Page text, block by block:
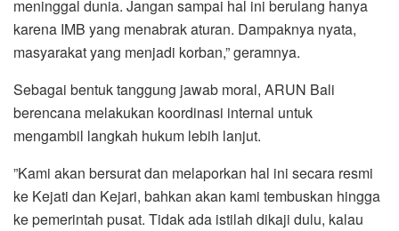
meninggal dunia. Jangan sampai hal ini berulang hanya
karena IMB yang menabrak aturan. Dampaknya nyata,
masyarakat yang menjadi korban,” geramnya.
Sebagai bentuk tanggung jawab moral, ARUN Bali
berencana melakukan koordinasi internal untuk
mengambil langkah hukum lebih lanjut.
​”Kami akan bersurat dan melaporkan hal ini secara resmi
ke Kejati dan Kejari, bahkan akan kami tembuskan hingga
ke pemerintah pusat. Tidak ada istilah dikaji dulu, kalau